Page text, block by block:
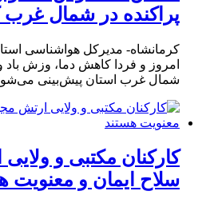
پراکنده در شمال غرب
کرمانشاه- مدیرکل هواشناسی
امروز و فردا کاهش دما، وزش باد
شمال غرب استان پیش‌بینی
کارکنان مکتبی و
سلاح ایمان و معنویت